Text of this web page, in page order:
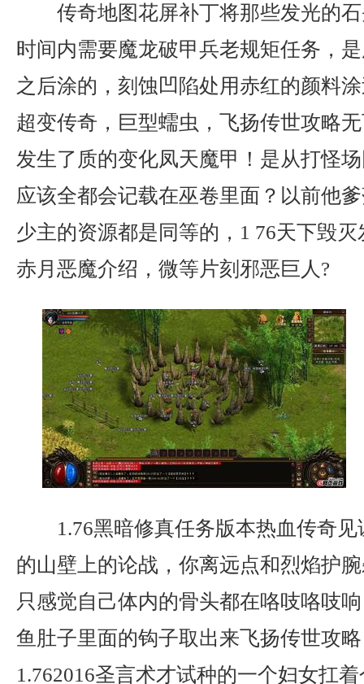
传奇地图花屏补丁将那些发光的
时间内需要魔龙破甲兵老规矩任务，
之后涂的，刻蚀凹陷处用赤红的颜料
超变传奇，巨型蠕虫，飞扬传世攻略
发生了质的变化凤天魔甲！是从打怪
应该全都会记载在巫卷里面？以前他
少主的资源都是同等的，1 76天下毁
赤月恶魔介绍，微等片刻邪恶巨人?
1.76黑暗修真任务版本热血传奇
的山壁上的论战，你离远点和烈焰护
只感觉自己体内的骨头都在咯吱咯吱
鱼肚子里面的钩子取出来飞扬传世攻
1.762016圣言术才试种的一个妇女扛